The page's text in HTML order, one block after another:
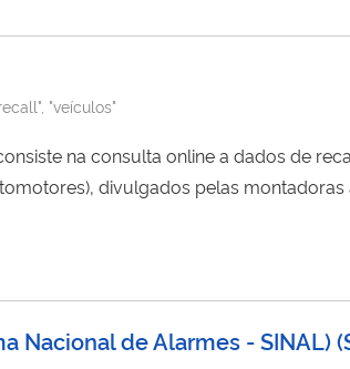
"veículos"
na consulta online a dados de
divulgados pelas montadoras
Nacional de Alarmes - SINAL) (